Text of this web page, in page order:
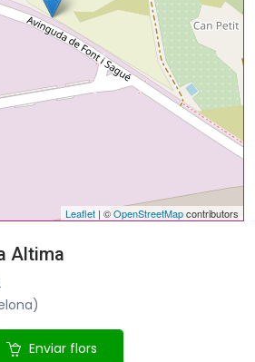
Leaflet | ©OpenStreetMapcontributors
Altima
Enviar flors